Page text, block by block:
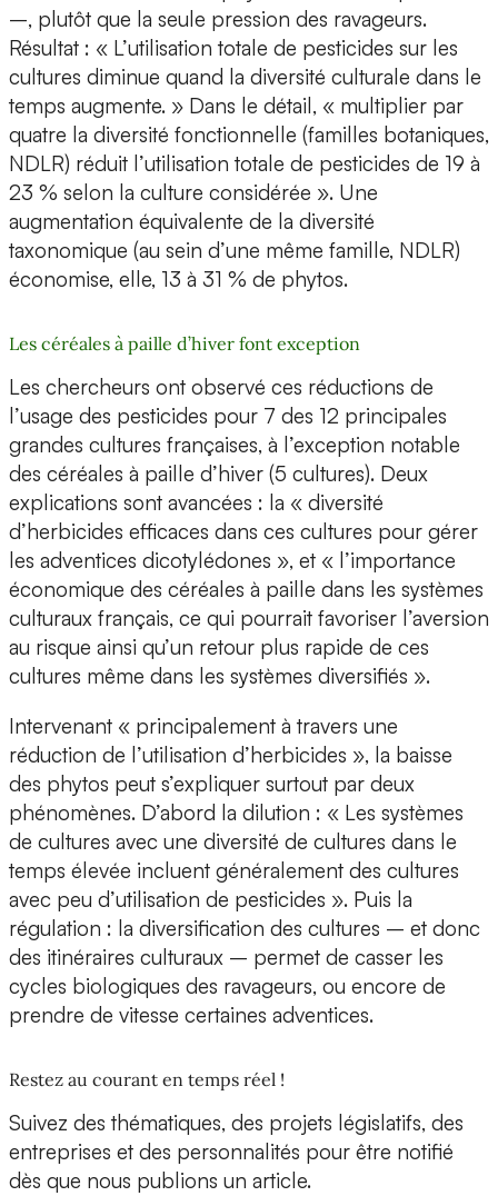
–, plutôt que la seule pression des ravageurs.
Résultat : « L’utilisation totale de pesticides sur les
cultures diminue quand la diversité culturale dans le
temps augmente. » Dans le détail, « multiplier par
quatre la diversité fonctionnelle (familles botaniques,
NDLR) réduit l’utilisation totale de pesticides de 19 à
23 % selon la culture considérée ». Une
augmentation équivalente de la diversité
taxonomique (au sein d’une même famille, NDLR)
économise, elle, 13 à 31 % de phytos.
Les céréales à paille d’hiver font exception
Les chercheurs ont observé ces réductions de
l’usage des pesticides pour 7 des 12 principales
grandes cultures françaises, à l’exception notable
des céréales à paille d’hiver (5 cultures). Deux
explications sont avancées : la « diversité
d’herbicides efficaces dans ces cultures pour gérer
les adventices dicotylédones », et « l’importance
économique des céréales à paille dans les systèmes
culturaux français, ce qui pourrait favoriser l’aversion
au risque ainsi qu’un retour plus rapide de ces
cultures même dans les systèmes diversifiés ».
Intervenant « principalement à travers une
réduction de l’utilisation d’herbicides », la baisse
des phytos peut s’expliquer surtout par deux
phénomènes. D’abord la dilution : « Les systèmes
de cultures avec une diversité de cultures dans le
temps élevée incluent généralement des cultures
avec peu d’utilisation de pesticides ». Puis la
régulation : la diversification des cultures – et donc
des itinéraires culturaux – permet de casser les
cycles biologiques des ravageurs, ou encore de
prendre de vitesse certaines adventices.
Restez au courant en temps réel !
Suivez des thématiques, des projets législatifs, des
entreprises et des personnalités pour être notifié
dès que nous publions un article.